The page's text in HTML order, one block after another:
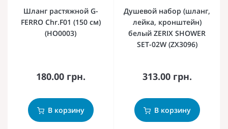
Шланг растяжной G-
FERRO Chr.F01 (150 см)
(HO0003)
180.00 грн.
В корзину
Душевой набор (шланг,
лейка, кронштейн)
белый ZERIX SHOWER
SET-02W (ZX3096)
313.00 грн.
В корзину